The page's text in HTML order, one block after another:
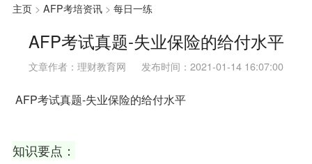
主页> AFP考培资讯> 每日一练
AFP考试真题-失业保险的给付水平
文章作者：理财教育网 发布时间：2021-01-14 16:07:00
AFP考试真题-失业保险的给付水平
知识要点：